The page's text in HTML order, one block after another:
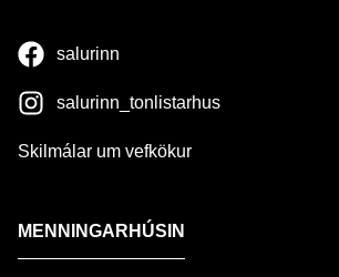
salurinn
salurinn_tonlistarhus
Skilmálar um vefkökur
MENNINGARHÚSIN